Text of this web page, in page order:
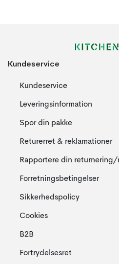
Kundeservice
Kundeservice
Leveringsinformation
Spor din pakke
Returerret & reklamationer
Rapportere din returnering/
Forretningsbetingelser
Sikkerhedspolicy
Cookies
B2B
Fortrydelsesret